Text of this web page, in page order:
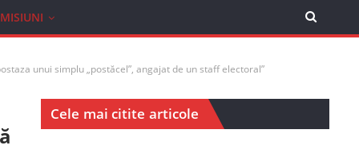
unui simplu „postăcel”, angajat de un staff electoral”
Cele mai citite articole